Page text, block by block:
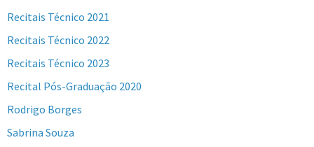
Recitais Técnico 2021
Recitais Técnico 2022
Recitais Técnico 2023
Recital Pós-Graduação 2020
Rodrigo Borges
Sabrina Souza